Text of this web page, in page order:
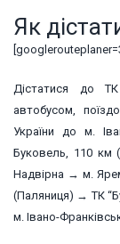
Як
Дістатися до
автобусом,
України до м.
Буковель, 110 км
Надвірна → м.
(Паляниця) → ТК
м. Івано-